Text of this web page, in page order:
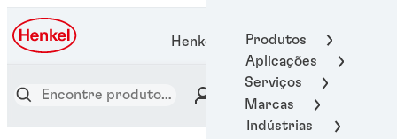
Produtos
Aplicações
Serviços
Marcas
Indústrias
Henkel Adhesive Technologies